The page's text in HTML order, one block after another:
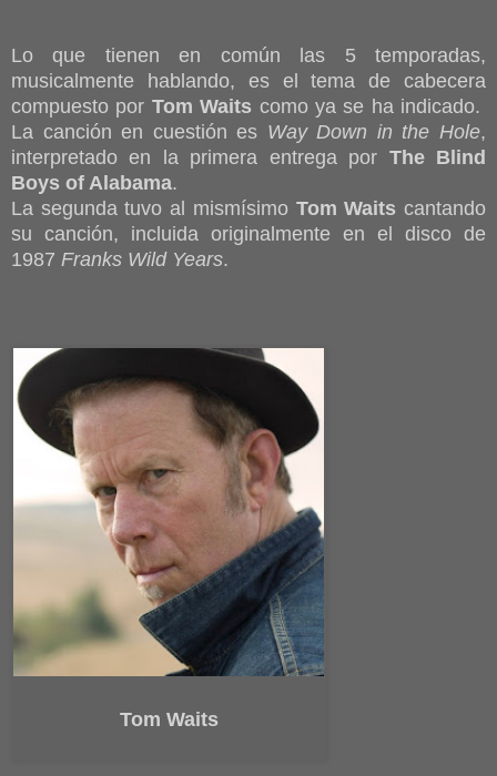
Lo que tienen en común las 5 temporadas,
musicalmente hablando, es el tema de cabecera
compuesto por Tom Waits como ya se ha indicado.
La canción en cuestión es Way Down in the Hole,
interpretado en la primera entrega por The Blind
Boys of Alabama.
La segunda tuvo al mismísimo Tom Waits cantando
su canción, incluida originalmente en el disco de
1987 Franks Wild Years.
Tom Waits